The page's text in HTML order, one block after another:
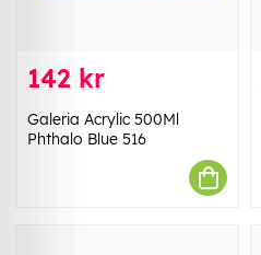
142 kr
Galeria Acrylic 500Ml
Phthalo Blue 516